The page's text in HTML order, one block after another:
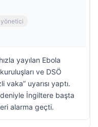
yayılan Ebola
ve DSÖ
uyarısı yaptı.
İngiltere başta
alarma geçti.